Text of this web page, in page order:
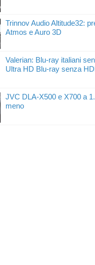
Trinnov Audio Altitude32:
Atmos e Auro 3D
Valerian: Blu-ray italiani
Ultra HD Blu-ray senza
JVC DLA-X500 e X700 a
meno